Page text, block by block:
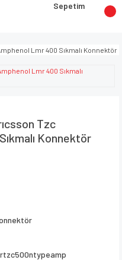
Sepetim
Tzc
Konnektör